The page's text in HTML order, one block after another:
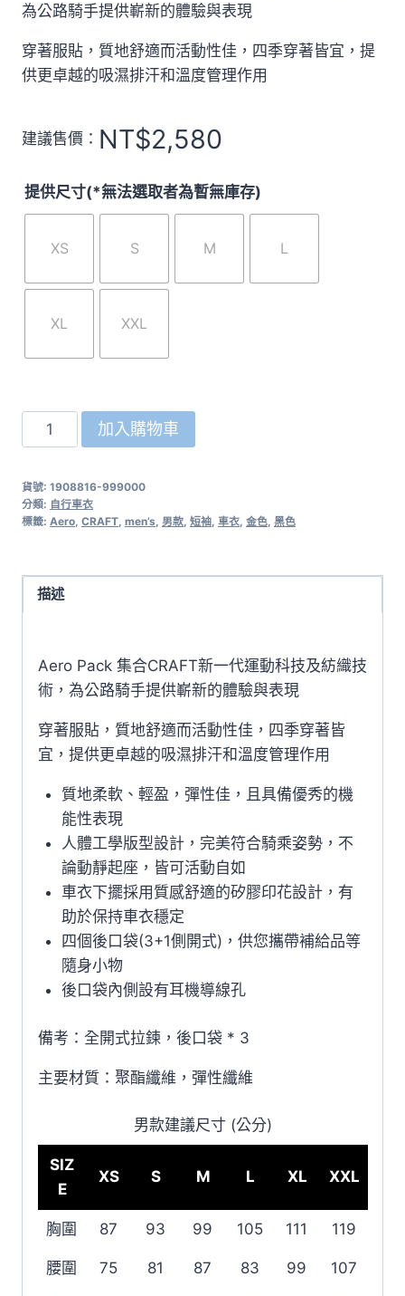
為公路騎手提供嶄新的體驗與表現
穿著服貼，質地舒適而活動性佳，四季穿著皆宜，提
供更卓越的吸濕排汗和溫度管理作用
建議售價： NT$2,580
提供尺寸(*無法選取者為暫無庫存)
XS S M L
XL XXL
典
Aero
Pack
衣
999000
黑/
加入購物車
貨號: 1908816-999000
分類: 自行車衣
標籤: Aero CRAFT men’s 男款 短袖 車衣 金色 黑色
描述
Aero Pack 集合CRAFT新一代運動科技及紡織技
術，為公路騎手提供嶄新的體驗與表現
穿著服貼，質地舒適而活動性佳，四季穿著皆
宜，提供更卓越的吸濕排汗和溫度管理作用
質地柔軟、輕盈，彈性佳，且具備優秀的機
能性表現
人體工學版型設計，完美符合騎乘姿勢，不
論動靜起座，皆可活動自如
車衣下擺採用質感舒適的矽膠印花設計，有
助於保持車衣穩定
四個後口袋(3+1側開式)，供您攜帶補給品等
隨身小物
後口袋內側設有耳機導線孔
備考：全開式拉鍊，後口袋 * 3
主要材質：聚酯纖維，彈性纖維
男款建議尺寸 (公分)
SIZ
E
XS S M L XL XXL
胸圍 87 93 99 105 111 119
腰圍 75 81 87 83 99 107